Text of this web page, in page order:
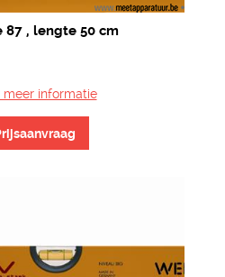
87 , lengte 50 cm
meer informatie